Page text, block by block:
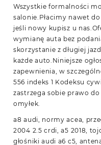
Wszystkie formalności
salonie.Płacimy nawet
jeśli nowy kupisz u
wymianę auta bez
skorzystanie z długiej
każde auto.Niniejsze
zapewnienia, w
556 indeks 1 Kodeksu
zastrzega sobie prawo
omyłek.
a8 audi, normy acea,
2004 2.5 crdi, a5 2018,
głośniki audi a6 c5,